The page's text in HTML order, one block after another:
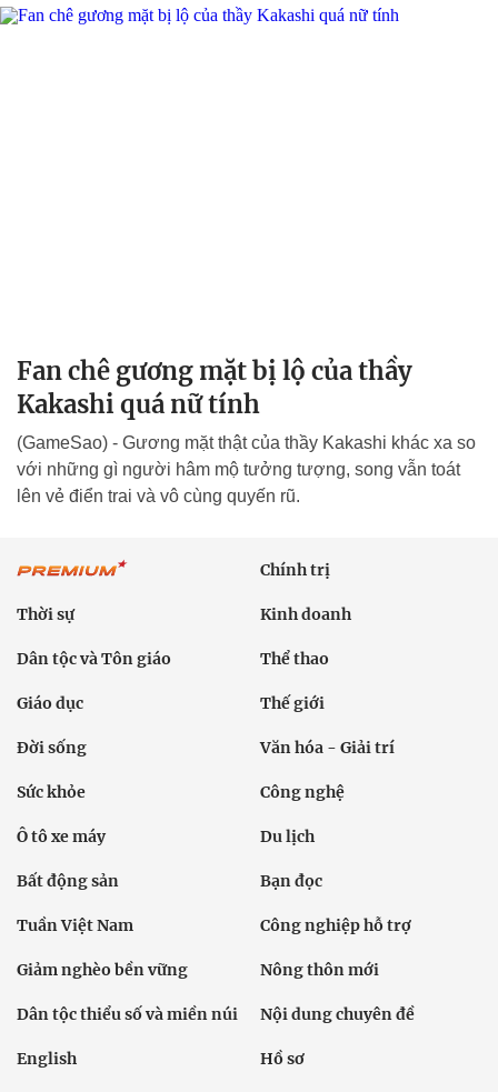
Fan chê gương mặt bị lộ của thầy
Kakashi quá nữ tính
(GameSao) - Gương mặt thật của thầy Kakashi khác xa so
với những gì người hâm mộ tưởng tượng, song vẫn toát
lên vẻ điển trai và vô cùng quyến rũ.
Chính trị
Thời sự Kinh doanh
Dân tộc và Tôn giáo Thể thao
Giáo dục Thế giới
Đời sống Văn hóa - Giải trí
Sức khỏe Công nghệ
Ô tô xe máy Du lịch
Bất động sản Bạn đọc
Tuần Việt Nam Công nghiệp hỗ trợ
Giảm nghèo bền vững Nông thôn mới
Dân tộc thiểu số và miền núi Nội dung chuyên đề
English Hồ sơ